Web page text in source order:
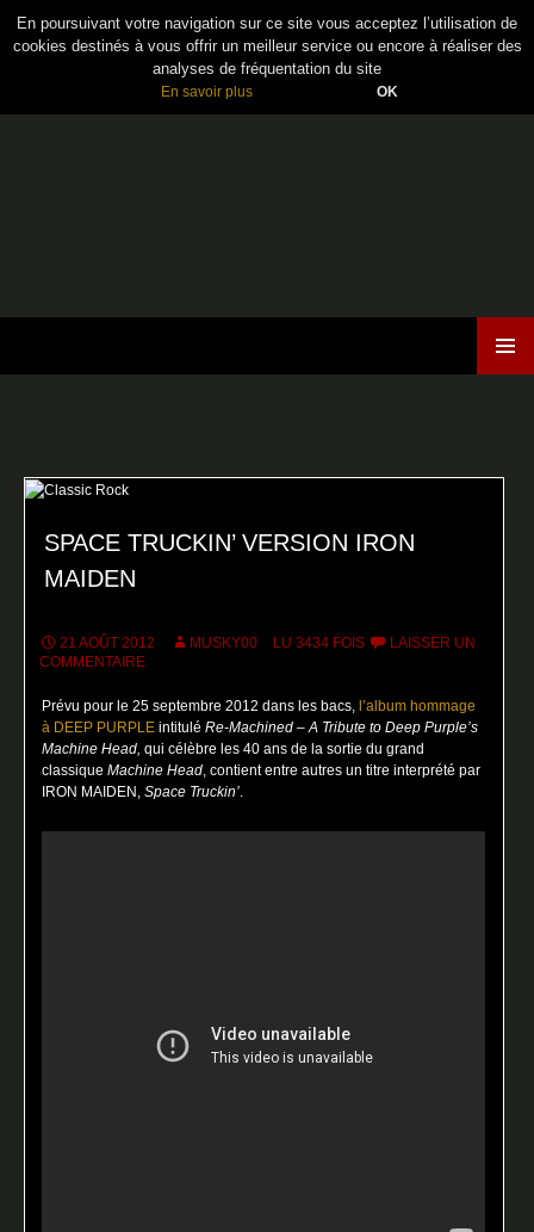
En poursuivant votre navigation sur ce site vous acceptez l’utilisation de
cookies destinés à vous offrir un meilleur service ou encore à réaliser des
analyses de fréquentation du site
En savoir plus OK
SPACE TRUCKIN’ VERSION IRON
MAIDEN
21 AOÛT 2012 MUSKY00 LU 3434 FOIS
LAISSER UN
COMMENTAIRE
Prévu pour le 25 septembre 2012 dans les bacs, l’album hommage
à DEEP PURPLE intituléRe-Machined – A Tribute to Deep Purple’s
Machine Head, qui célèbre les 40 ans de la sortie du grand
classiqueMachine Head, contient entre autres un titre interprété par
IRON MAIDEN,Space Truckin’.